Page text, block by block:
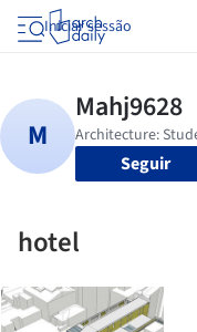
Iniciar sessão
Seguir
hotel